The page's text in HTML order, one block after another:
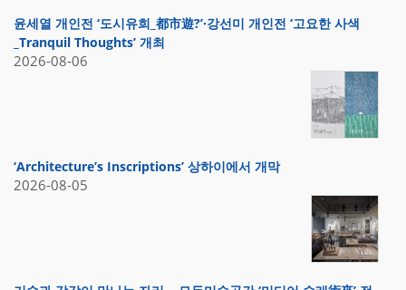
윤세열 개인전 ‘도시유희_都市遊?’·강선미 개인전 ‘고요한 사색
_Tranquil Thoughts’ 개최
2026-08-06
‘Architecture’s Inscriptions’ 상하이에서 개막
2026-08-05